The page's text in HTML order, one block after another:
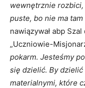
wewnętrznie rozbici,
puste, bo nie ma
nawiązywał abp
„Uczniowie-
pokarm. Jesteśmy
się dzielić. By
materialnymi, które